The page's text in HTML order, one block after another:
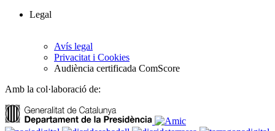
Legal
Avís legal
Privacitat i Cookies
Audiència certificada ComScore
Amb la col·laboració de: